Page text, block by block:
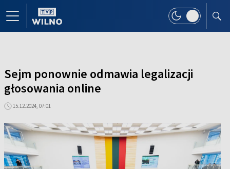
Sejm ponownie odmawia legalizacji
głosowania online
15.12.2024, 07:01